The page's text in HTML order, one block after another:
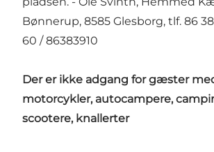
Bønnerup, 8585 Glesborg, tlf. 86
60 / 86383910
Der er ikke adgang for gæster
motorcykler, autocampere,
scootere, knallerter